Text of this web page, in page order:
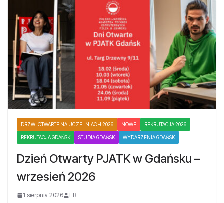
DRZWI OTWARTE NA UCZELNIACH 2026 NOWE REKRUTACJA 2026
REKRUTACJA GDAŃSK STUDIA GDAŃSK WYDARZENIA GDAŃSK
Dzień Otwarty PJATK w Gdańsku –
wrzesień 2026
1 sierpnia 2026 EB